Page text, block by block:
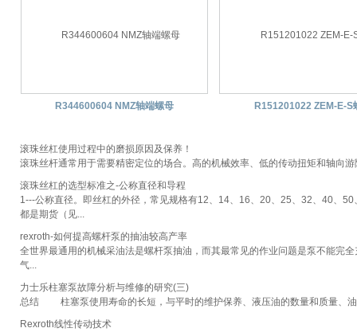
R344600604 NMZ轴端螺母 R151201022 ZEM-E-S
滚珠丝杠使用过程中的磨损原因及保养！
滚珠丝杆通常用于需要精密定位的场合。高的机械效率、低的传动扭矩和轴向
滚珠丝杠的选型标准之-公称直径和导程
1---公称直径。即丝杠的外径，常见规格有12、14、16、20、25、32、40、
都是期货（见...
rexroth-如何提高螺杆泵的抽油较高产率
全世界最通用的机械采油法是螺杆泵抽油，而其最常见的作业问题是泵不能完
气...
力士乐柱塞泵故障分析与维修的研究(三)
总结 柱塞泵使用寿命的长短，与平时的维护保养、液压油的数量和质量、油
Rexroth线性传动技术